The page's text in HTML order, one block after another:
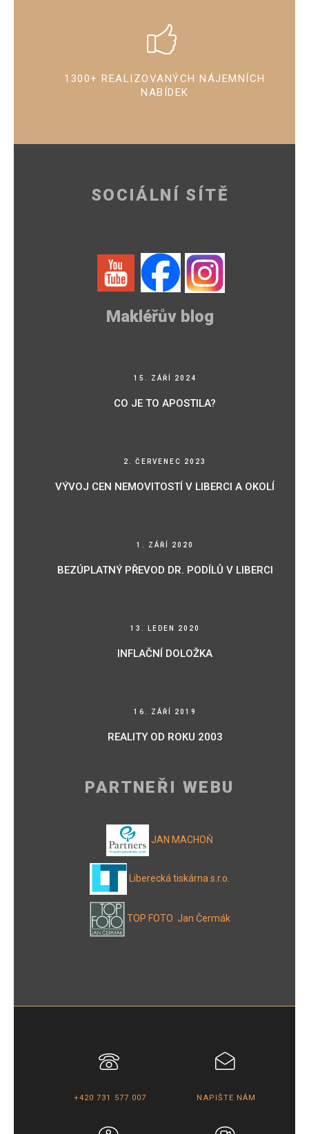
1300+ REALIZOVANÝCH NÁJEMNÍCH
NABÍDEK
SOCIÁLNÍ SÍTĚ
Makléřův blog
15. ZÁŘÍ 2024
CO JE TO APOSTILA?
2. ČERVENEC 2023
VÝVOJ CEN NEMOVITOSTÍ V LIBERCI A OKOLÍ
1. ZÁŘÍ 2020
BEZÚPLATNÝ PŘEVOD DR. PODÍLŮ V LIBERCI
13. LEDEN 2020
INFLAČNÍ DOLOŽKA
16. ZÁŘÍ 2019
REALITY OD ROKU 2003
PARTNEŘI WEBU
JAN MACHOŇ
Liberecká tiskárna s.r.o.
TOP FOTO Jan Čermák
+420 731 577 007 NAPIŠTE NÁM